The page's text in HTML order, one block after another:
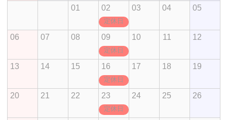
01 02
定休日
03 04 05
06 07 08 09
定休日
10 11 12
13 14 15 16
定休日
17 18 19
20 21 22 23
定休日
24 25 26